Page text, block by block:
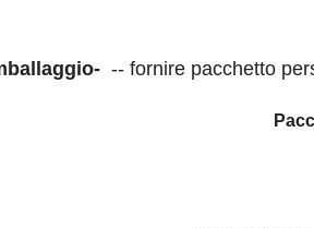
- -- fornire pacchetto